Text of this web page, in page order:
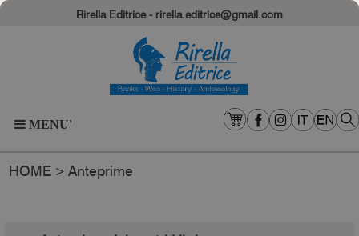
Rirella Editrice - rirella.editrice@gmail.com
MENU'
HOME > Anteprime